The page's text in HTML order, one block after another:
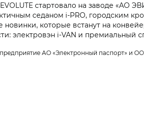
стартовало на заводе «АО
седаном i‑PRO, городским
новинки, которые встанут на
электровэн i‑VAN и премиальный
АО «Электронный паспорт» и